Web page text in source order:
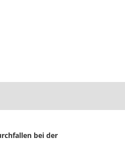
bei der